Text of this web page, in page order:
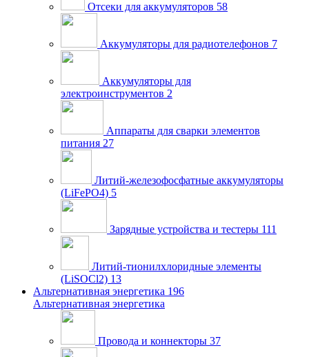
Отсеки для аккумуляторов 58
Аккумуляторы для радиотелефонов 7
Аккумуляторы для
электроинструментов 2
Аппараты для сварки элементов
питания 27
Литий-железофосфатные аккумуляторы
(LiFePO4) 5
Зарядные устройства и тестеры 111
Литий-тионилхлоридные элементы
(LiSOCl2) 13
Альтернативная энергетика 196
Альтернативная энергетика
Провода и коннекторы 37